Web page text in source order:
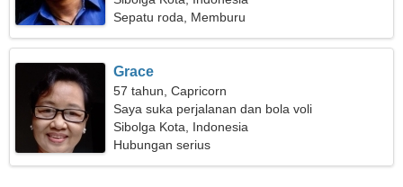
Sepatu roda, Memburu
Grace
57 tahun, Capricorn
Saya suka perjalanan dan bola voli
Sibolga Kota, Indonesia
Hubungan serius